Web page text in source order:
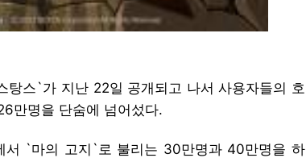
탕스`가 지난 22일 공개되고 나서 사용자들의 호
만명을 단숨에 넘어섰다.
서 `마의 고지`로 불리는 30만명과 40만명을 하